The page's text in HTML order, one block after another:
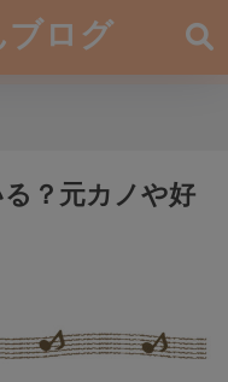
ブログ
？元カノや好